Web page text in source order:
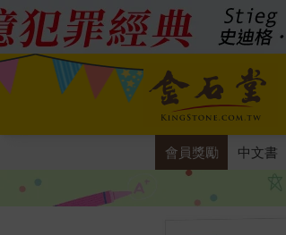
會員獎勵 中文書